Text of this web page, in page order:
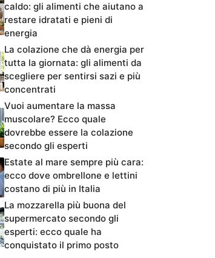
caldo: gli alimenti che aiutano a
restare idratati e pieni di
energia
La colazione che dà energia per
tutta la giornata: gli alimenti da
scegliere per sentirsi sazi e più
concentrati
Vuoi aumentare la massa
muscolare? Ecco quale
dovrebbe essere la colazione
secondo gli esperti
Estate al mare sempre più cara:
ecco dove ombrellone e lettini
costano di più in Italia
La mozzarella più buona del
supermercato secondo gli
esperti: ecco quale ha
conquistato il primo posto